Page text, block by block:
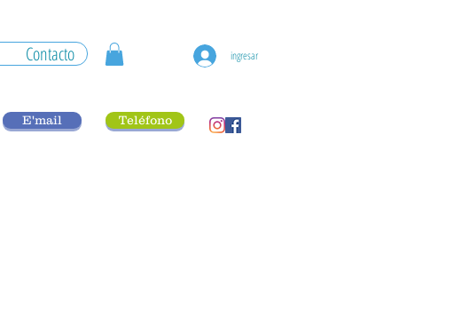
Contacto ingresar
E'mail Teléfono